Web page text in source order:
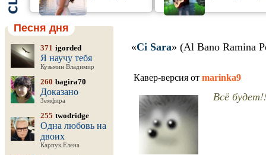
Песня дня
371 igorded
Я научу тебя
Кузьмин Владимир
260 bagira70
Доказано
Земфира
255 twodridge
Одна любовь на
двоих
Карпук Елена
«Ci Sara» (Al Bano Ramina
Кавер-версия от marinka9
Всё